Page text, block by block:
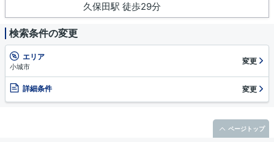
久保田駅 徒歩29分
検索条件の変更
エリア
小城市
変更
詳細条件 変更
ページトップ